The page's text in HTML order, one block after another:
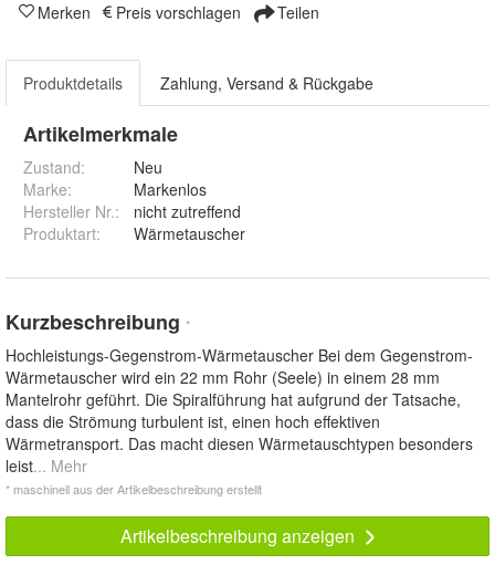
Merken Preis vorschlagen Teilen
Produktdetails Zahlung, Versand & Rückgabe
Artikelmerkmale
Zustand:
Neu
Marke:
Markenlos
Hersteller Nr.:
nicht zutreffend
Produktart: Wärmetauscher
Kurzbeschreibung *
Hochleistungs-Gegenstrom-Wärmetauscher Bei dem Gegenstrom-
Wärmetauscher wird ein 22 mm Rohr (Seele) in einem 28 mm
Mantelrohr geführt. Die Spiralführung hat aufgrund der Tatsache,
dass die Strömung turbulent ist, einen hoch effektiven
Wärmetransport. Das macht diesen Wärmetauschtypen besonders
leist... Mehr
* maschinell aus der Artikelbeschreibung erstellt
Artikelbeschreibung anzeigen